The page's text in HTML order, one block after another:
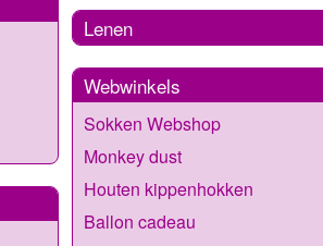
Lenen
Webwinkels
Sokken Webshop
Monkey dust
Houten kippenhokken
Ballon cadeau